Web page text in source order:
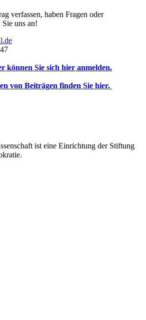
verfassen, haben Fragen oder
Sie uns an!
können Sie sich hier anmelden.
von Beiträgen finden Sie hier.
ist eine Einrichtung der Stiftung